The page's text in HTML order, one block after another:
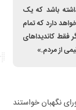
باشد که یک
دارد که تمام
فقط کاندیداهای
از مردم.»
نگهبان خواستند